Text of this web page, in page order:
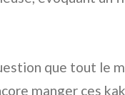
que tout le
manger ces